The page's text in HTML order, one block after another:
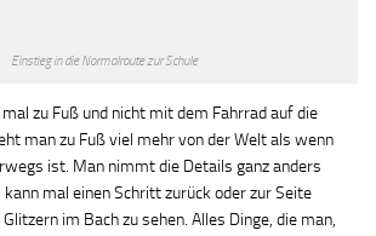
Einstieg in die Normalroute zur Schule
zu Fuß und nicht mit dem Fahrrad auf die
man zu Fuß viel mehr von der Welt als wenn
ist. Man nimmt die Details ganz anders
mal einen Schritt zurück oder zur Seite
im Bach zu sehen. Alles Dinge, die man,